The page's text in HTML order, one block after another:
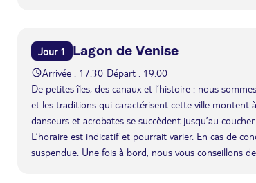
Jour 1 Lagon de Venise
Arrivée : 17:30-Départ : 19:00
De petites îles, des canaux et l’histoire : nous
et les traditions qui caractérisent cette ville montent
danseurs et acrobates se succèdent jusqu’au
L’horaire est indicatif et pourrait varier. En cas de
suspendue. Une fois à bord, nous vous conseillons